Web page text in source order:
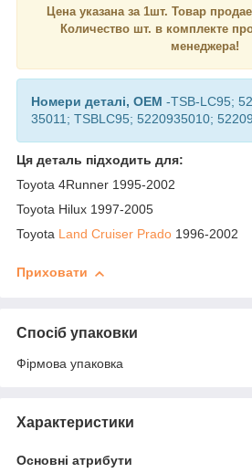
Цена указана за 1шт. Товар
Количество шт. в комплекте
менеджера!
Номери деталі, OEM -TSB-LC95;
35011; TSBLC95; 5220935010;
Ця деталь підходить для:
Toyota 4Runner 1995-2002
Toyota Hilux 1997-2005
Toyota Land Cruiser Prado 1996-2002
Приховати
Спосіб упаковки
Фірмова упаковка
Характеристики
Основні атрибути